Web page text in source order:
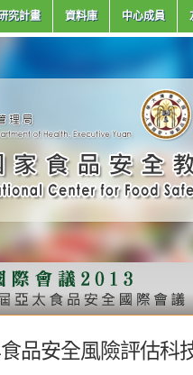
究計畫 資料庫 中心成員
食品安全風險評估科